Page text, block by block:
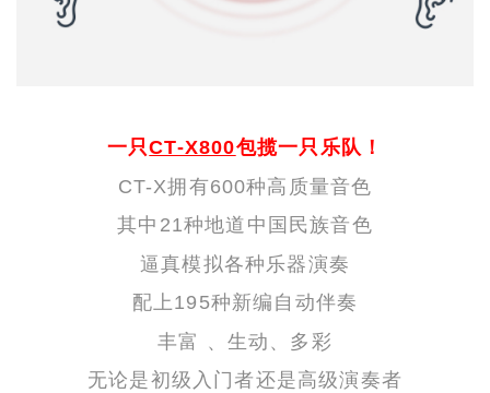
一只CT-X800包揽一只乐队！
CT-X拥有600种高质量音色
其中21种地道中国民族音色
逼真模拟各种乐器演奏
配上195种新编自动伴奏
丰富 、生动、多彩
无论是初级入门者还是高级演奏者